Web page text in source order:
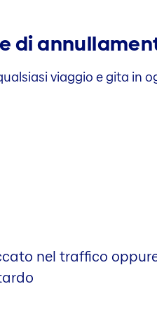
di
viaggio e gita in
nel traffico